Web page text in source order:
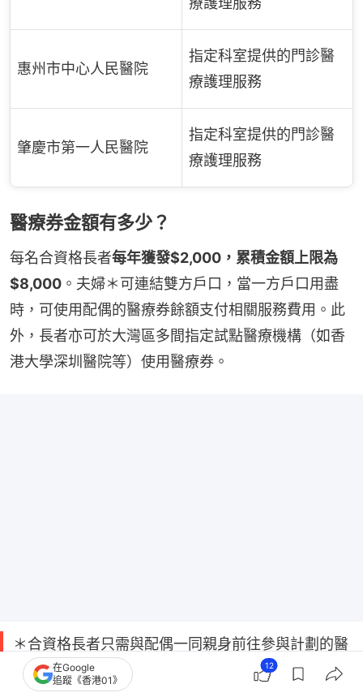
惠州市中心人民醫院
指定科室提供的門診醫
療護理服務
肇慶市第一人民醫院
指定科室提供的門診醫
療護理服務
醫療券金額有多少？
每名合資格長者每年獲發$2,000，累積金額上限為
$8,000 。夫婦＊可連結雙方戶口，當一方戶口用盡
時，可使用配偶的醫療券餘額支付相關服務費用。此
外，長者亦可於大灣區多間指定試點醫療機構（如香
港大學深圳醫院等）使用醫療券。
＊合資格長者只需與配偶一同親身前往參與計劃的醫
療服務機構，在其中一人需要使用醫療券支付醫療服
在Google
追蹤《香港01》
12